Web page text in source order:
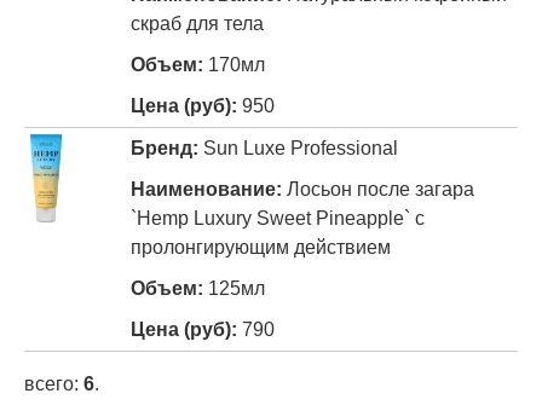
скраб для тела
170мл
950
Sun Luxe Professional
Лосьон после загара
`Hemp Luxury Sweet Pineapple` с
пролонгирующим действием
125мл
790
всего: 6.